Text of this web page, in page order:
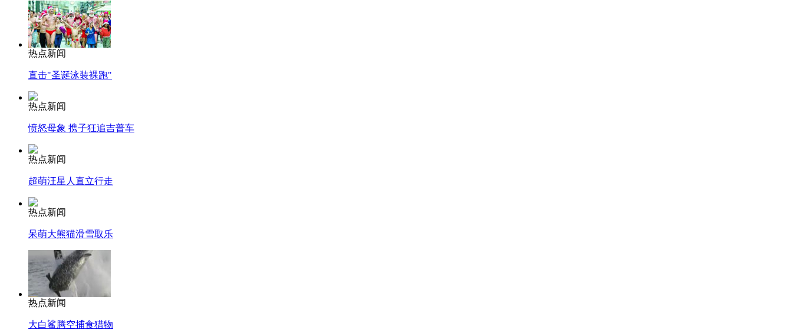
热点新闻
直击"圣诞泳装裸跑"
热点新闻
愤怒母象 携子狂追吉普车
热点新闻
超萌汪星人直立行走
热点新闻
呆萌大熊猫滑雪取乐
热点新闻
大白鲨腾空捕食猎物